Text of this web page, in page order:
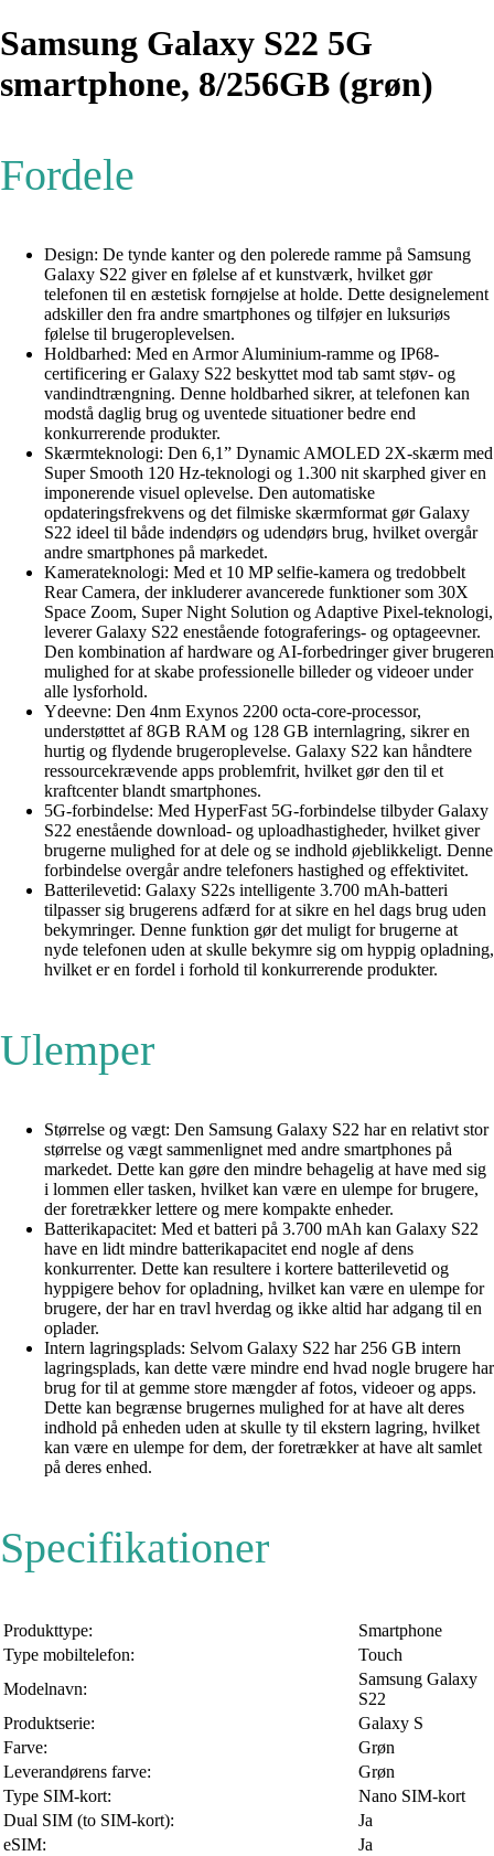
Samsung Galaxy S22 5G
smartphone, 8/256GB (grøn)
Fordele
Design: De tynde kanter og den polerede ramme på Samsung
Galaxy S22 giver en følelse af et kunstværk, hvilket gør
telefonen til en æstetisk fornøjelse at holde. Dette designelement
adskiller den fra andre smartphones og tilføjer en luksuriøs
følelse til brugeroplevelsen.
Holdbarhed: Med en Armor Aluminium-ramme og IP68-
certificering er Galaxy S22 beskyttet mod tab samt støv- og
vandindtrængning. Denne holdbarhed sikrer, at telefonen kan
modstå daglig brug og uventede situationer bedre end
konkurrerende produkter.
Skærmteknologi: Den 6,1” Dynamic AMOLED 2X-skærm med
Super Smooth 120 Hz-teknologi og 1.300 nit skarphed giver en
imponerende visuel oplevelse. Den automatiske
opdateringsfrekvens og det filmiske skærmformat gør Galaxy
S22 ideel til både indendørs og udendørs brug, hvilket overgår
andre smartphones på markedet.
Kamerateknologi: Med et 10 MP selfie-kamera og tredobbelt
Rear Camera, der inkluderer avancerede funktioner som 30X
Space Zoom, Super Night Solution og Adaptive Pixel-teknologi,
leverer Galaxy S22 enestående fotograferings- og optageevner.
Den kombination af hardware og AI-forbedringer giver brugeren
mulighed for at skabe professionelle billeder og videoer under
alle lysforhold.
Ydeevne: Den 4nm Exynos 2200 octa-core-processor,
understøttet af 8GB RAM og 128 GB internlagring, sikrer en
hurtig og flydende brugeroplevelse. Galaxy S22 kan håndtere
ressourcekrævende apps problemfrit, hvilket gør den til et
kraftcenter blandt smartphones.
5G-forbindelse: Med HyperFast 5G-forbindelse tilbyder Galaxy
S22 enestående download- og uploadhastigheder, hvilket giver
brugerne mulighed for at dele og se indhold øjeblikkeligt. Denne
forbindelse overgår andre telefoners hastighed og effektivitet.
Batterilevetid: Galaxy S22s intelligente 3.700 mAh-batteri
tilpasser sig brugerens adfærd for at sikre en hel dags brug uden
bekymringer. Denne funktion gør det muligt for brugerne at
nyde telefonen uden at skulle bekymre sig om hyppig opladning,
hvilket er en fordel i forhold til konkurrerende produkter.
Ulemper
Størrelse og vægt: Den Samsung Galaxy S22 har en relativt stor
størrelse og vægt sammenlignet med andre smartphones på
markedet. Dette kan gøre den mindre behagelig at have med sig
i lommen eller tasken, hvilket kan være en ulempe for brugere,
der foretrækker lettere og mere kompakte enheder.
Batterikapacitet: Med et batteri på 3.700 mAh kan Galaxy S22
have en lidt mindre batterikapacitet end nogle af dens
konkurrenter. Dette kan resultere i kortere batterilevetid og
hyppigere behov for opladning, hvilket kan være en ulempe for
brugere, der har en travl hverdag og ikke altid har adgang til en
oplader.
Intern lagringsplads: Selvom Galaxy S22 har 256 GB intern
lagringsplads, kan dette være mindre end hvad nogle brugere har
brug for til at gemme store mængder af fotos, videoer og apps.
Dette kan begrænse brugernes mulighed for at have alt deres
indhold på enheden uden at skulle ty til ekstern lagring, hvilket
kan være en ulempe for dem, der foretrækker at have alt samlet
på deres enhed.
Specifikationer
Produkttype:
Smartphone
Type mobiltelefon:
Touch
Modelnavn:
Samsung Galaxy
S22
Produktserie:
Galaxy S
Farve:
Grøn
Leverandørens farve:
Grøn
Type SIM-kort:
Nano SIM-kort
Dual SIM (to SIM-kort):
Ja
eSIM:
Ja